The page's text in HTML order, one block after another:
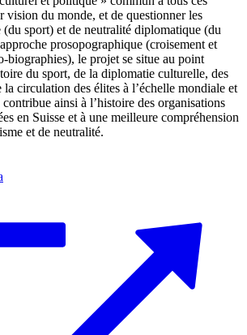
vision du monde, et de questionner les
(du sport) et de neutralité diplomatique (du
prosopographique (croisement et
biographies), le projet se situe au point
du sport, de la diplomatie culturelle, des
circulation des élites à l’échelle mondiale et
ainsi à l’histoire des organisations
en Suisse et à une meilleure compréhension
et de neutralité.